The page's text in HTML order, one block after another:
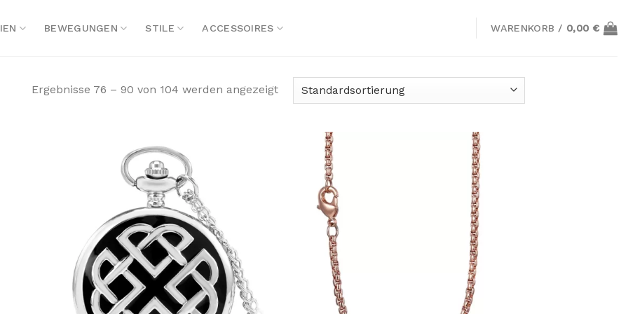
BEWEGUNGEN STILE ACCESSOIRES WARENKORB / 0,00 €
Ergebnisse 76 – 90 von 104 werden angezeigt